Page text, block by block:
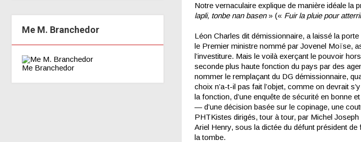
Me M. Branchedor
Me Branchedor
Notre vernaculaire explique de manière idéale la
lapli, tonbe nan basen » (« Fuir la pluie pour
Léon Charles dit démissionnaire, a laissé la
le Premier ministre nommé par Jovenel Moïse,
l’investiture. Mais le voilà exerçant le pouvoir
seconde plus haute fonction du pays par des
nommer le remplaçant du DG démissionnaire,
choix n’a-t-il pas fait l’objet, comme on devrait
la fonction, d’une enquête de sécurité en bonne
— d’une décision basée sur le copinage, une
PHTKistes dirigés, tour à tour, par Michel
Ariel Henry, sous la dictée du défunt président
la tombe.